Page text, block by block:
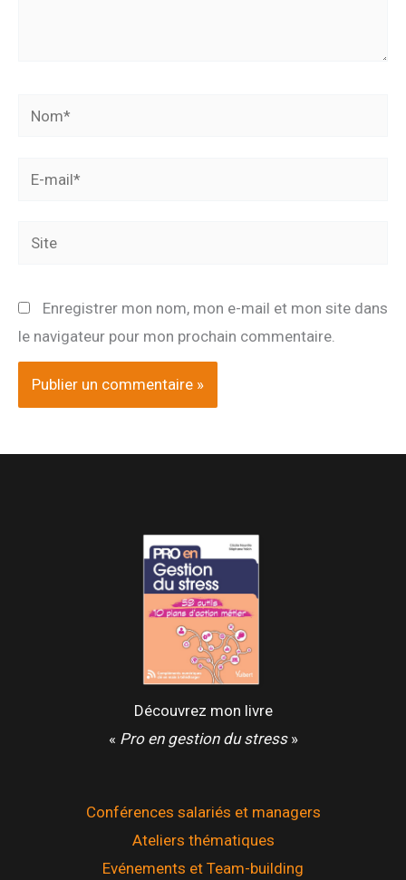
Nom*
Site
Enregistrer mon nom, mon e-mail et mon site dans
le navigateur pour mon prochain commentaire.
Découvrez mon livre
« Pro en gestion du stress»
Conférences salariés et managers
Ateliers thématiques
Evénements et Team-building